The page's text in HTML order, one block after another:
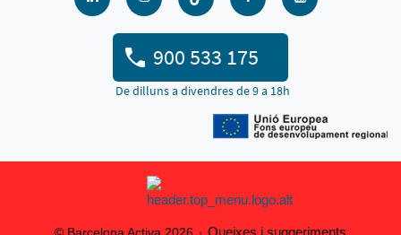
900 533 175
De dilluns a divendres de 9 a 18h